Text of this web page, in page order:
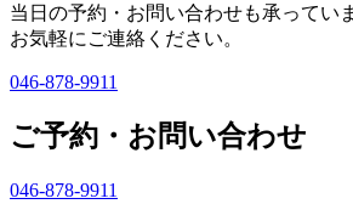
当日の予約・お問い合わせも承ってい
お気軽にご連絡ください。
046-878-9911
ご予約・お問い合わせ
046-878-9911